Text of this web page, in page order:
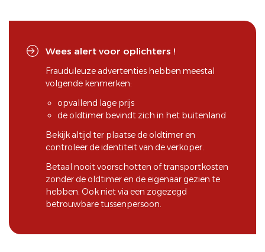
Wees alert voor oplichters !
Frauduleuze advertenties hebben meestal
volgende kenmerken:
opvallend lage prijs
de oldtimer bevindt zich in het buitenland
Bekijk altijd ter plaatse de oldtimer en
controleer de identiteit van de verkoper.
Betaal nooit voorschotten of transportkosten
zonder de oldtimer en de eigenaar gezien te
hebben. Ook niet via een zogezegd
betrouwbare tussenpersoon.